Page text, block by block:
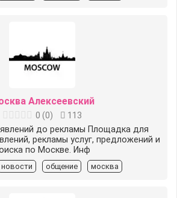
Алексеевский
0 (0)
113
до рекламы Площадка для
рекламы услуг, предложений и
по Москве. Инф
новости общение москва